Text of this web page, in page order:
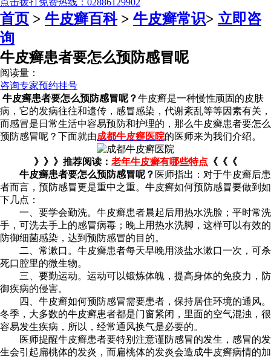
点击拨打免费热线：02886129902
首页 > 牛皮癣百科> 牛皮癣常识> 立即咨
询
牛皮癣患者要怎么预防感冒呢
阅读量：
咨询专家预约挂号
牛皮癣患者要怎么预防感冒呢？牛皮癣是一种慢性顽固的皮肤
病，它的发病往往和遗传，感冒感染，代谢紊乱等等因素有关，
而感冒是日常生活中容易预防和护理的，那么牛皮癣患者要怎么
预防感冒呢？下面就由成都牛皮癣医院的医师来为我们介绍。
》》》推荐阅读： 老年牛皮癣有哪些特点 《《《
牛皮癣患者要怎么预防感冒呢？ 医师指出：对于牛皮癣后患
者而言，预防感冒更是重中之重。牛皮癣如何预防感冒要做到如
下几点：
一、要学会勤洗。牛皮癣患者晨起后用热水洗脸；平时常洗
手，可洗去手上的感冒病毒；晚上用热水洗脚，这样可以有效的
防御细菌感染，达到预防感冒的目的。
二、常漱口。牛皮癣患者每天早晚用淡盐水漱口一次，可杀
死口腔里的微生物。
三、要勤运动。运动可以锻炼体魄，提高身体的免疫力，防
御疾病的侵害。
四、牛皮癣如何预防感冒需要患者，保持居住环境的通风。
冬季，大多数的牛皮癣患者都是门窗紧闭，里面的空气混浊，很
容易发生疾病，所以，经常通风换气是必要的。
医师提醒牛皮癣患者要特别注意谨防感冒的发生，感冒的发
生会引起扁桃体的发炎，而扁桃体的发炎会造成牛皮癣病情的加